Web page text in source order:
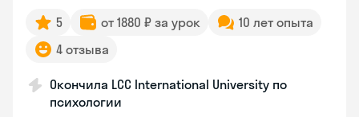
5 от 1880 ₽ за урок
10 лет опыта
4 отзыва
Окончила LCC International University по
психологии